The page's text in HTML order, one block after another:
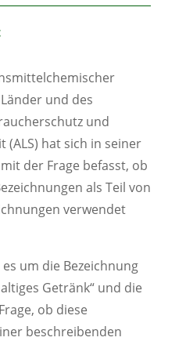
und des
und
hat sich in seiner
der Frage befasst, ob
als Teil von
verwendet
um die Bezeichnung
Getränk“ und die
ob diese
beschreibenden